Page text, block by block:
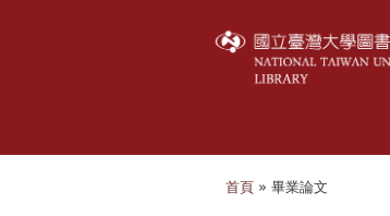
首頁 » 畢業論文